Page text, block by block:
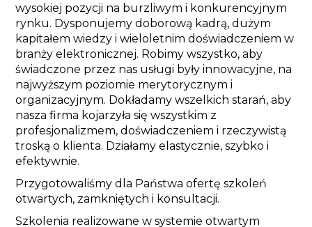
wysokiej pozycji na burzliwym i konkurencyjnym
rynku. Dysponujemy doborową kadrą, dużym
kapitałem wiedzy i wieloletnim doświadczeniem w
branży elektronicznej. Robimy wszystko, aby
świadczone przez nas usługi były innowacyjne, na
najwyższym poziomie merytorycznym i
organizacyjnym. Dokładamy wszelkich starań, aby
nasza firma kojarzyła się wszystkim z
profesjonalizmem, doświadczeniem i rzeczywistą
troską o klienta. Działamy elastycznie, szybko i
efektywnie.
Przygotowaliśmy dla Państwa ofertę szkoleń
otwartych, zamkniętych i konsultacji.
Szkolenia realizowane w systemie otwartym